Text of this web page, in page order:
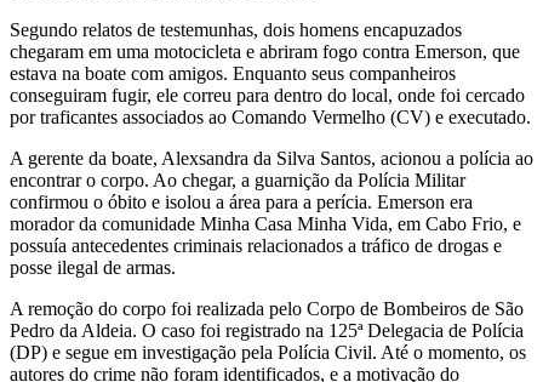
Segundo relatos de testemunhas, dois homens encapuzados
chegaram em uma motocicleta e abriram fogo contra Emerson, que
estava na boate com amigos. Enquanto seus companheiros
conseguiram fugir, ele correu para dentro do local, onde foi cercado
por traficantes associados ao Comando Vermelho (CV) e executado.
A gerente da boate, Alexsandra da Silva Santos, acionou a polícia ao
encontrar o corpo. Ao chegar, a guarnição da Polícia Militar
confirmou o óbito e isolou a área para a perícia. Emerson era
morador da comunidade Minha Casa Minha Vida, em Cabo Frio, e
possuía antecedentes criminais relacionados a tráfico de drogas e
posse ilegal de armas.
A remoção do corpo foi realizada pelo Corpo de Bombeiros de São
Pedro da Aldeia. O caso foi registrado na 125ª Delegacia de Polícia
(DP) e segue em investigação pela Polícia Civil. Até o momento, os
autores do crime não foram identificados, e a motivação do